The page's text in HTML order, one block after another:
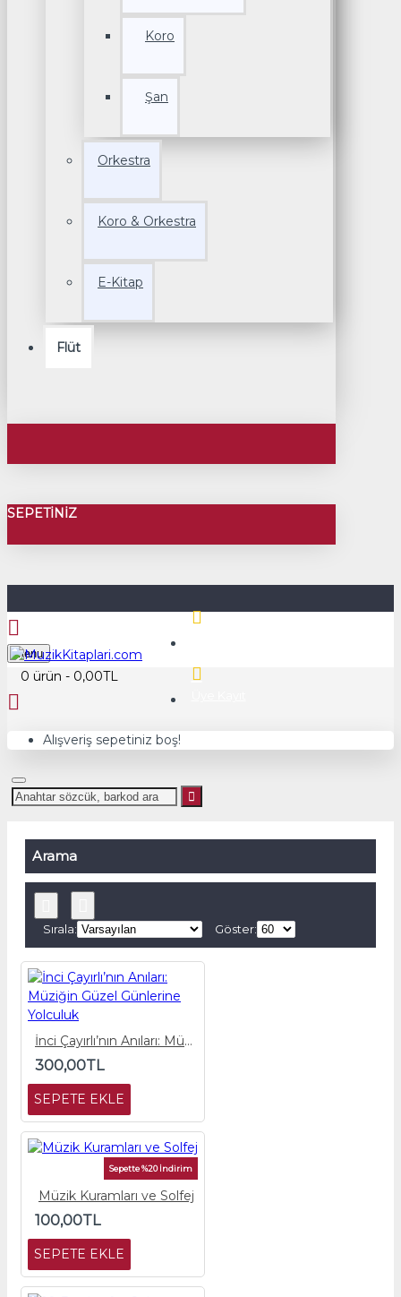
Koro
Şan
Orkestra
Koro & Orkestra
E-Kitap
Flüt
SEPETINIZ
Menu
0 ürün - 0,00TL
Alışveriş sepetiniz boş!
Arama
Sırala: Göster:
İnci Çayırlı’nın Anıları: Müziğin Güzel Günlerine Yolculuk
300,00TL
SEPETE EKLE
Sepette %20 İndirim
Müzik Kuramları ve Solfej
100,00TL
SEPETE EKLE